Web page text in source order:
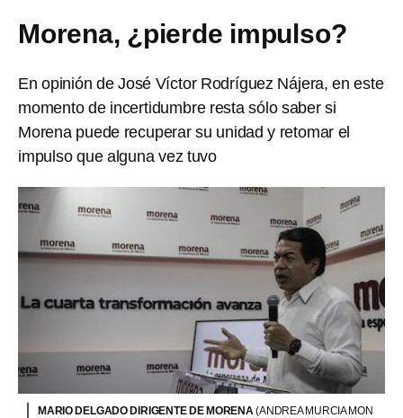
Morena, ¿pierde impulso?
En opinión de José Víctor Rodríguez Nájera, en este
momento de incertidumbre resta sólo saber si
Morena puede recuperar su unidad y retomar el
impulso que alguna vez tuvo
MARIO DELGADO DIRIGENTE DE MORENA(ANDREA MURCIA MON